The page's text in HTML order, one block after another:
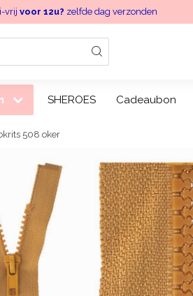
vrij voor 12u? zelfde dag verzonden
SHEROES Cadeaubon
508 oker